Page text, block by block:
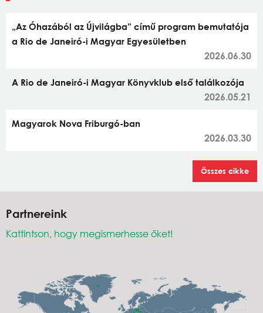
„Az Óhazából az Újvilágba” című program bemutatója
a Rio de Janeiró-i Magyar Egyesületben
2026.06.30
A Rio de Janeiró-i Magyar Könyvklub első találkozója
2026.05.21
Magyarok Nova Friburgó-ban
2026.03.30
Összes cikke
Partnereink
Kattintson, hogy megismerhesse őket!